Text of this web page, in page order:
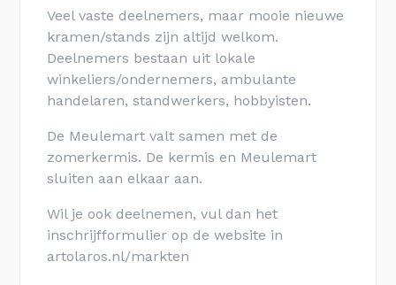
Veel vaste deelnemers, maar mooie nieuwe
kramen/stands zijn altijd welkom.
Deelnemers bestaan uit lokale
winkeliers/ondernemers, ambulante
handelaren, standwerkers, hobbyisten.
De Meulemart valt samen met de
zomerkermis. De kermis en Meulemart
sluiten aan elkaar aan.
Wil je ook deelnemen, vul dan het
inschrijfformulier op de website in
artolaros.nl/markten